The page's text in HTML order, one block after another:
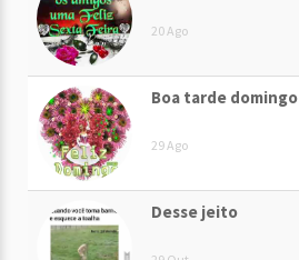
20 Ago
Boa tarde domingo
29 Ago
Desse jeito